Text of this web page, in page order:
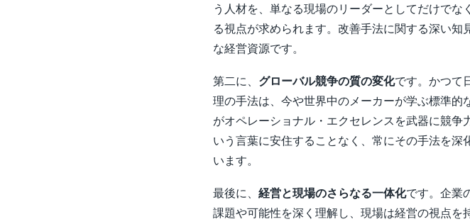
う人材を、単なる現場のリーダーとしてだけで
る視点が求められます。改善手法に関する深い
な経営資源です。
第二に、 グローバル競争の質の変化です。かつて
理の手法は、今や世界中のメーカーが学ぶ標準
がオペレーショナル・エクセレンスを武器に競
いう言葉に安住することなく、常にその手法を
います。
最後に、 経営と現場のさらなる一体化です。企業
課題や可能性を深く理解し、現場は経営の視点